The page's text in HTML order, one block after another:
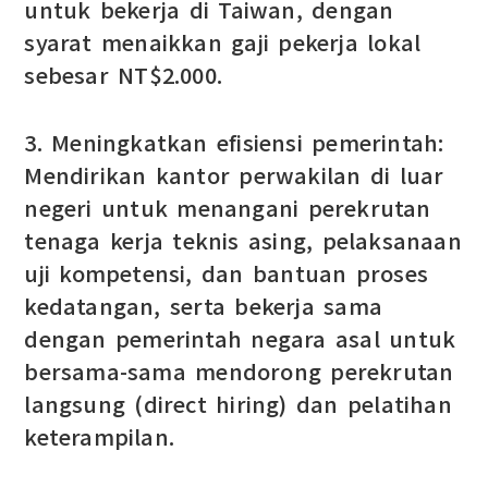
untuk bekerja di Taiwan, dengan
syarat menaikkan gaji pekerja lokal
sebesar NT$2.000.
3. Meningkatkan efisiensi pemerintah:
Mendirikan kantor perwakilan di luar
negeri untuk menangani perekrutan
tenaga kerja teknis asing, pelaksanaan
uji kompetensi, dan bantuan proses
kedatangan, serta bekerja sama
dengan pemerintah negara asal untuk
bersama-sama mendorong perekrutan
langsung (direct hiring) dan pelatihan
keterampilan.